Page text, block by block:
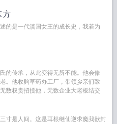
方
的是一代滇国女王的成长史，我若为
的传承，从此变得无所不能。他会修
。他收购草药办工厂，带领乡亲们致
数权贵招揽他，无数企业大老板结交
寸是人间。这是耳根继仙逆求魔我欲封